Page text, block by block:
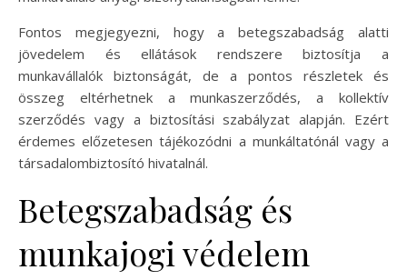
Fontos megjegyezni, hogy a betegszabadság alatti
jövedelem és ellátások rendszere biztosítja a
munkavállalók biztonságát, de a pontos részletek és
összeg eltérhetnek a munkaszerződés, a kollektív
szerződés vagy a biztosítási szabályzat alapján. Ezért
érdemes előzetesen tájékozódni a munkáltatónál vagy a
társadalombiztosító hivatalnál.
Betegszabadság és
munkajogi védelem